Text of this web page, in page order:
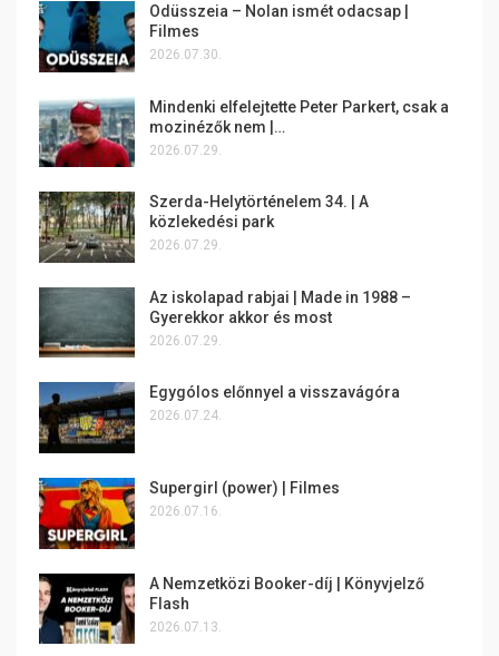
Odüsszeia – Nolan ismét odacsap |
Filmes
2026.07.30.
Mindenki elfelejtette Peter Parkert, csak a
mozinézők nem |…
2026.07.29.
Szerda-Helytörténelem 34. | A
közlekedési park
2026.07.29.
Az iskolapad rabjai | Made in 1988 –
Gyerekkor akkor és most
2026.07.29.
Egygólos előnnyel a visszavágóra
2026.07.24.
Supergirl (power) | Filmes
2026.07.16.
A Nemzetközi Booker-díj | Könyvjelző
Flash
2026.07.13.